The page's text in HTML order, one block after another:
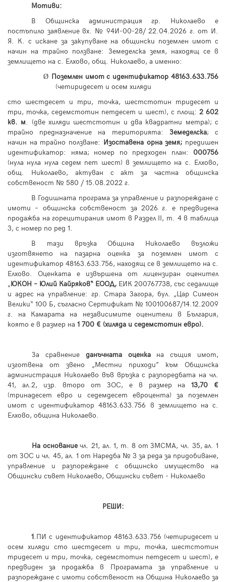
Мотиви:
В Общинска администрация гр. Николаево е
постъпило заявление вх. № 94И-00-28/22.04.2026 г. от И.
Я. К. с искане за закупуване на общински поземлен имот с
начин на трайно ползване: Земеделска земя, находящ се в
землището на с. Елхово, общ. Николаево, а именно:
Ø Поземлен имот с идентификатор 48163.633.756
(четиридесет и осем хиляди
сто шестдесет и три, точка, шестстотин тридесет и
три, точка, седемстотин петдесет и шест), с площ: 2 602
кв. м. (две хиляди шестстотин и два квадратни метра); с
трайно предназначение на територията: Земеделска; с
начин на трайно ползване: Изоставена орна земя; предишен
идентификатор: няма; номер по предходен план: 000756
(нула нула нула седем пет шест) в землището на с. Елхово,
общ. Николаево, актуван с акт за частна общинска
собственост № 580 / 15.08.2022 г.
В Годишната програма за управление и разпореждане с
имоти – общинска собственост за 2026 г. е предвидена
продажба на горецитирания имот в Раздел II, т. 4 в таблица
3, с номер по ред 1.
В тази връзка Община Николаево възложи
изготвянето на пазарна оценка за поземлен имот с
идентификатор 48163.633.756, находящ се в землището на с.
Елхово. Оценката е извършена от лицензиран оценител
„ЮКОН – Юлий Кайряков“ ЕООД, ЕИК 200767738, със седалище
и адрес на управление: гр. Стара Загора, бул. „Цар Симеон
Велики“ 100 Б, съгласно Сертификат № 100100687/14.12.2009
г. на Камарата на независимите оценители в България,
която е в размер на 1 700 € (хиляда и седемстотин евро).
За сравнение данъчната оценкана същия имот,
изготвена от звено „Местни приходи” към Общинска
администрация Николаево във връзка с разпоредбата на чл.
41, ал.2, изр. второ от ЗОС, е в размер на13,70 €
(тринадесет евро и седемдесет евроцента) за поземлен
имот с идентификатор 48163.633.756 в землището на с.
Елхово, община Николаево.
На основаниечл. 21, ал. 1, т. 8 от ЗМСМА, чл. 35, ал. 1
от ЗОС и чл. 45, ал. 1 от Наредба № 3 за реда за придобиване,
управление и разпореждане с общинско имущество на
Общински съвет Николаево, Общински съвет - Николаево
РЕШИ:
1.ПИ с идентификатор 48163.633.756 (четиридесет и
осем хиляди сто шестдесет и три, точка, шестстотин
тридесет и три, точка, седемстотин петдесет и шест), е
предвиден за продажба в Програмата за управление и
разпореждане с имоти собственост на Община Николаево за